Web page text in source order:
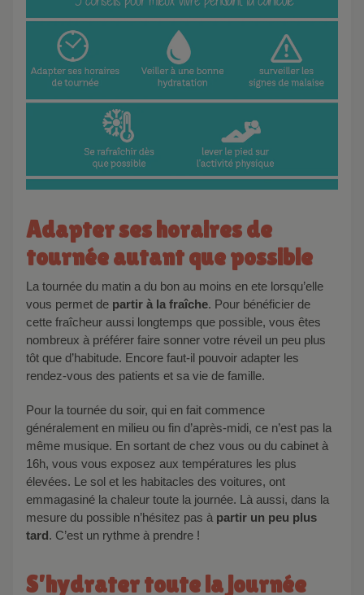
Adapter ses horaires de
tournée autant que possible
La tournée du matin a du bon au moins en ete lorsqu’elle
vous permet de partir à la fraîche. Pour bénéficier de
cette fraîcheur aussi longtemps que possible, vous êtes
nombreux à préférer faire sonner votre réveil un peu plus
tôt que d’habitude. Encore faut-il pouvoir adapter les
rendez-vous des patients et sa vie de famille.
Pour la tournée du soir, qui en fait commence
généralement en milieu ou fin d’après-midi, ce n’est pas la
même musique. En sortant de chez vous ou du cabinet à
16h, vous vous exposez aux températures les plus
élevées. Le sol et les habitacles des voitures, ont
emmagasiné la chaleur toute la journée. Là aussi, dans la
mesure du possible n’hésitez pas à partir un peu plus
tard. C’est un rythme à prendre !
S’hydrater toute la journée